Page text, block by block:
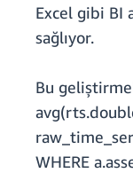
Excel gibi BI
sağlıyor.
Bu
WHERE